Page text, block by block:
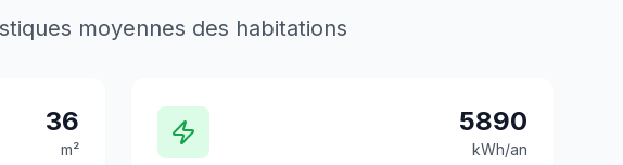
moyennes des habitations
36
m²
5890
kWh/an